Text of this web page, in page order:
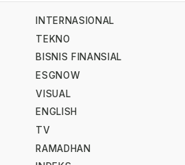
INTERNASIONAL
TEKNO
BISNIS FINANSIAL
ESGNOW
VISUAL
ENGLISH
TV
RAMADHAN